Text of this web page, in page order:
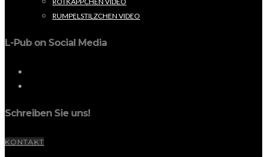
RUMPELSTILZCHEN VIDEO
L-Pub on Social Media
Schreiben Sie uns!
KONTAKT